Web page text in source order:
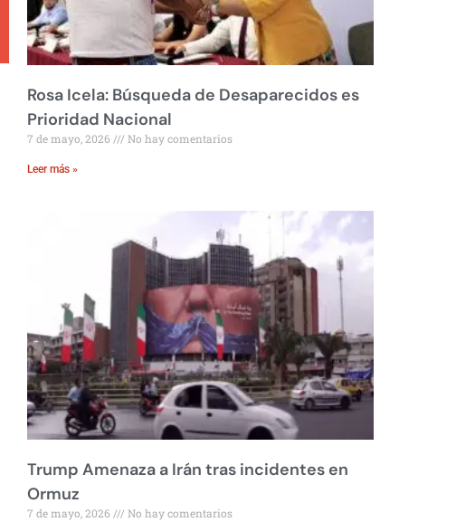
Rosa Icela: Búsqueda de Desaparecidos es
Prioridad Nacional
7 de mayo, 2026 No hay comentarios
Leer más »
Trump Amenaza a Irán tras incidentes en
Ormuz
7 de mayo, 2026 No hay comentarios